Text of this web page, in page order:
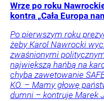
Wrze po roku
kontra „Cała Europa
Po pierwszym roku
żeby Karol Nawrocki
zwaśnionymi
największą hańbą na
chyba zawetowanie
KO. – Mamy głowę
dumni – kontruje Marek